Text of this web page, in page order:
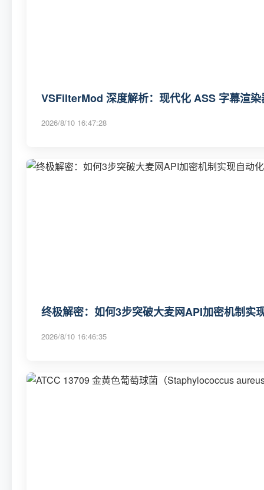
VSFilterMod 深度解析：现代化 ASS 字幕渲
2026/8/10 16:47:28
终极解密：如何3步突破大麦网API加密机制实
2026/8/10 16:46:35